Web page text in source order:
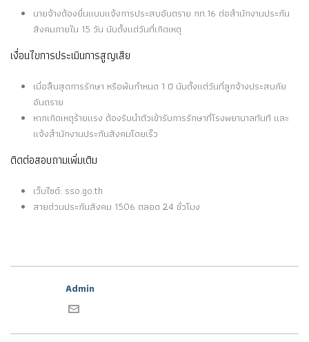
นายจ้างต้องยื่นแบบแจ้งการประสบอันตราย กท.16 ต่อสำนักงานประกัน
สังคมภายใน 15 วัน นับตั้งแต่วันที่เกิดเหตุ
เงื่อนไขการประเมินการสูญเสีย
เมื่อสิ้นสุดการรักษา หรือพ้นกำหนด 1 ปี นับตั้งแต่วันที่ลูกจ้างประสบภัย
อันตราย
หากเกิดเหตุร้ายแรง ต้องรีบนำตัวเข้ารับการรักษาที่โรงพยาบาลทันที และ
แจ้งสำนักงานประกันสังคมโดยเร็ว
ติดต่อสอบถามเพิ่มเติม
เว็บไซต์: sso.go.th
สายด่วนประกันสังคม 1506 ตลอด 24 ชั่วโมง
Admin